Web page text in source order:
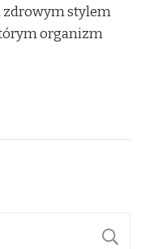
zdrowym stylem
organizm